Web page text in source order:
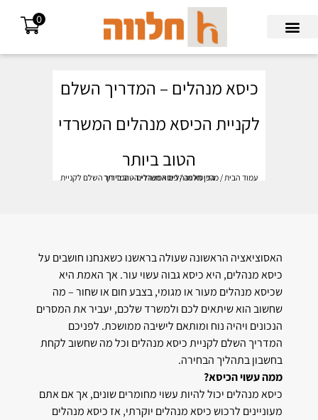
0
כיסא מנהלים – המדריך השלם
לקניית הכיסא מנהלים המשרדי
הטוב ביותר
עמוד הבית / מגזין חלווה
/ כיסא מנהלים – המדריך השלם לקניית הכיסא מנהלים המשרדי הטוב ביותר
האסוציאציה הראשונה שעולה בראשנו כשאנחנו חושבים על
כיסא מנהלים, היא כיסא גבוה עשוי עור. אך האמת היא
שכיסא מנהלים מעור או מגומי, בצבע חום או שחור – מה
שחשוב הוא שיתאים לכם ולמשרד שלכם, יעביר את המסרים
הנכונים ויהיה נוח ומותאם לישיבה ממושכת. לפניכם
המדריך השלם לקניית כיסא מנהלים וכל מה שחשוב לקחת
בחשבון בתהליך הבחירה.
ממה עשוי הכיסא?
כיסא מנהלים יכול להיות עשוי מחומרים שונים, אך אם אתם
מעוניינים לרכוש כיסא מנהלים יוקרתי, אז כיסא מנהלים